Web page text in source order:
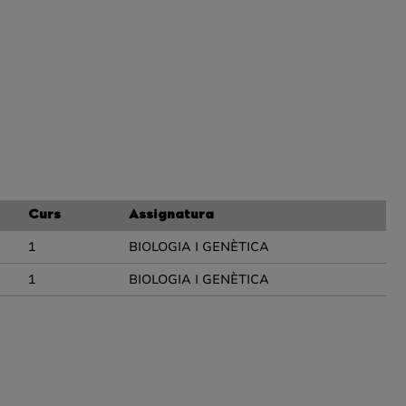
Curs Assignatura
1
BIOLOGIA I GENÈTICA
1 BIOLOGIA I GENÈTICA